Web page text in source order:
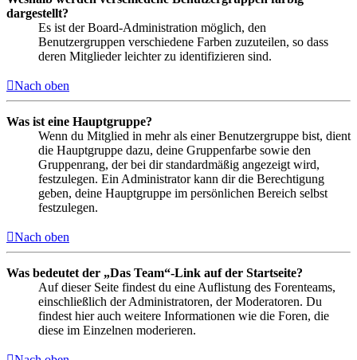
dargestellt?
Es ist der Board-Administration möglich, den
Benutzergruppen verschiedene Farben zuzuteilen, so dass
deren Mitglieder leichter zu identifizieren sind.
Nach oben
Was ist eine Hauptgruppe?
Wenn du Mitglied in mehr als einer Benutzergruppe bist, dient
die Hauptgruppe dazu, deine Gruppenfarbe sowie den
Gruppenrang, der bei dir standardmäßig angezeigt wird,
festzulegen. Ein Administrator kann dir die Berechtigung
geben, deine Hauptgruppe im persönlichen Bereich selbst
festzulegen.
Nach oben
Was bedeutet der „Das Team“-Link auf der Startseite?
Auf dieser Seite findest du eine Auflistung des Forenteams,
einschließlich der Administratoren, der Moderatoren. Du
findest hier auch weitere Informationen wie die Foren, die
diese im Einzelnen moderieren.